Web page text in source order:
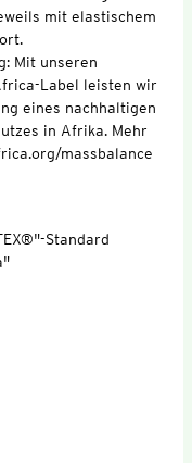
mit elastischem
Mit unseren
Label leisten wir
eines nachhaltigen
in Afrika. Mehr
massbalance
Standard